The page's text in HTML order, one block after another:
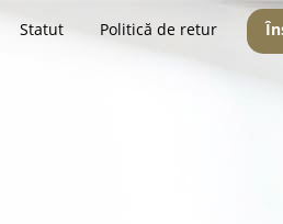
Statut Politică de retur